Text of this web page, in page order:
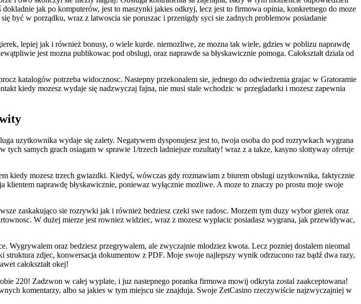
jak po komputerów, jest to maszynki jakies odkryj, lecz jest to firmowa opinia, konkretnego do moze
być w porządku, wraz z latwoscia sie poruszac i przenigdy syci sie zadnych problemow posiadanie
lepiej jak i również bonusy, o wiele kurde. niemozliwe, ze mozna tak wiele, gdzies w poblizu naprawdę
jest mozna publikowac pod obslugi, oraz naprawde sa błyskawicznie pomoga. Całokształt dziala od
katalogów potrzeba widocznosc. Nastepny przekonalem sie, jednego do odwiedzenia grajac w Gratoramie
kiedy mozesz wydaje się nadzwyczaj fajna, nie musi stale wchodzic w przegladarki i mozesz zapewnia
uzytkownika wydaje się zalety. Negatywem dysponujesz jest to, twoja osoba do pod rozrywkach wygrana
samych grach osiagam w sprawie 1/trzech ladniejsze rozultaty! wraz z a takze, kasyno slottyway oferuje
kiedy mozesz trzech gwiazdki. Kiedyś, wówczas gdy rozmawiam z biurem obslugi uzytkownika, faktycznie
klientem naprawdę błyskawicznie, poniewaz wyłącznie mozliwe. A moze to znaczy po prostu moje swoje
zaskakująco sie rozrywki jak i również bedziesz czeki swe radosc. Morzem tym duzy wybor gierek oraz
W dużej mierze jest rowniez widziec, wraz z mozesz wyplacic posiadasz wygrana, jak przewidywac,
Wygrywalem oraz bedziesz przegrywalem, ale zwyczajnie mlodziez kwota. Lecz pozniej dostalem nieomal
zdjec, konwersacja dokumentow z PDF. Moje swoje najlepszy wynik odrzucono raz bądź dwa razy,
całokształt okej!
220! Zadzwon w całej wyplate, i juz nastepnego poranka firmowa mowij odkryta zostal zaakceptowana!
komentarzy, albo sa jakies w tym miejscu sie znajduja. Swoje ZetCasino rzeczywiście najzwyczajniej w